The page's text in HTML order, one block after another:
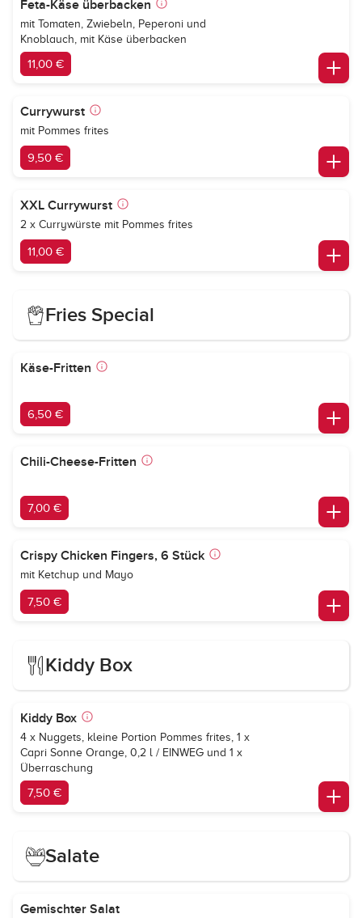
Feta-Käse überbacken
mit Tomaten, Zwiebeln, Peperoni und
Knoblauch, mit Käse überbacken
11,00 €
Currywurst
mit Pommes frites
9,50 €
XXL Currywurst
2 x Currywürste mit Pommes frites
11,00 €
Fries Special
Käse-Fritten
6,50 €
Chili-Cheese-Fritten
7,00 €
Crispy Chicken Fingers, 6 Stück
mit Ketchup und Mayo
7,50 €
Kiddy Box
Kiddy Box
4 x Nuggets, kleine Portion Pommes frites, 1 x
Capri Sonne Orange, 0,2 l / EINWEG und 1 x
Überraschung
7,50 €
Salate
Gemischter Salat